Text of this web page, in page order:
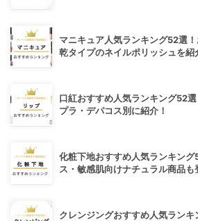
マニキュア人気ランキング52選
乾タイプのネイルポリッシュを紹
口紅おすすめ人気ランキング52
プラ・デパコス別に紹介！
化粧下地おすすめ人気ランキン
ス・敏感肌向けナチュラル商品も
クレンジングおすすめ人気ラン